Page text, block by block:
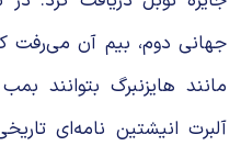
جهانی دوم، بیم آن می‌رفت
مانند هایزنبرگ بتوانند
آلبرت انیشتین نامه‌ای